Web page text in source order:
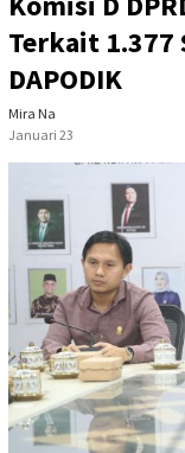
Terkait 1.377
DAPODIK
Mira Na
Januari 23